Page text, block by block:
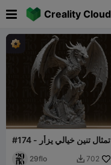
Creality Cloud
#174 تمثال تنين خيالي يزأر -
29flo  702